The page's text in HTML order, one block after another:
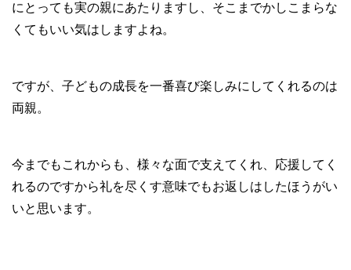
にとっても実の親にあたりますし、そこまでかしこまらな
くてもいい気はしますよね。
ですが、子どもの成長を一番喜び楽しみにしてくれるのは
両親。
今までもこれからも、様々な面で支えてくれ、応援してく
れるのですから礼を尽くす意味でもお返しはしたほうがい
いと思います。